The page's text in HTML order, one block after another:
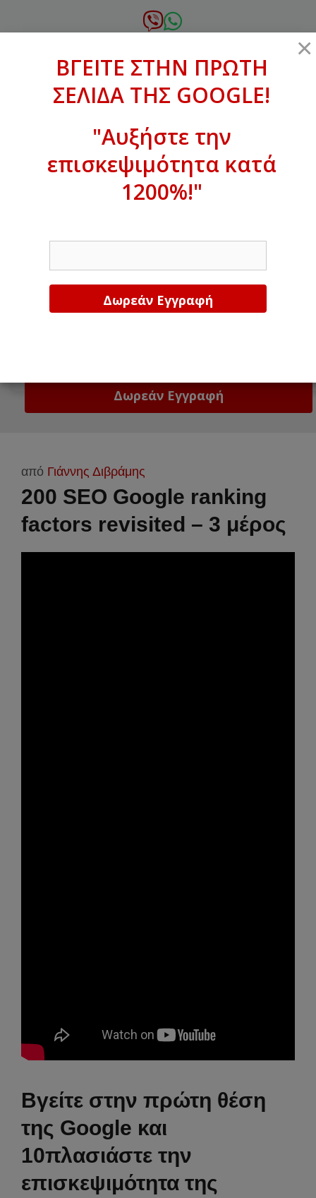
σε
xanthogenous@gmail.com
ΒΓΕΙΤΕ ΣΤΗΝ ΠΡΩΤΗ ΣΕΛΙΔΑ ΤΗΣ
GOOGLE!
από Γιάννης Διβράμης
200 SEO Google ranking
factors revisited – 3 μέρος
Βγείτε στην πρώτη θέση
της Google και
10πλασιάστε την
επισκεψιμότητα της
×
ΒΓΕΙΤΕ ΣΤΗΝ ΠΡΩΤΗ
ΣΕΛΙΔΑ ΤΗΣ GOOGLE!
"Αυξήστε την
επισκεψιμότητα κατά
1200%!"